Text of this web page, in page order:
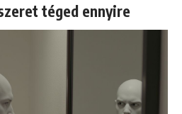
téged ennyire